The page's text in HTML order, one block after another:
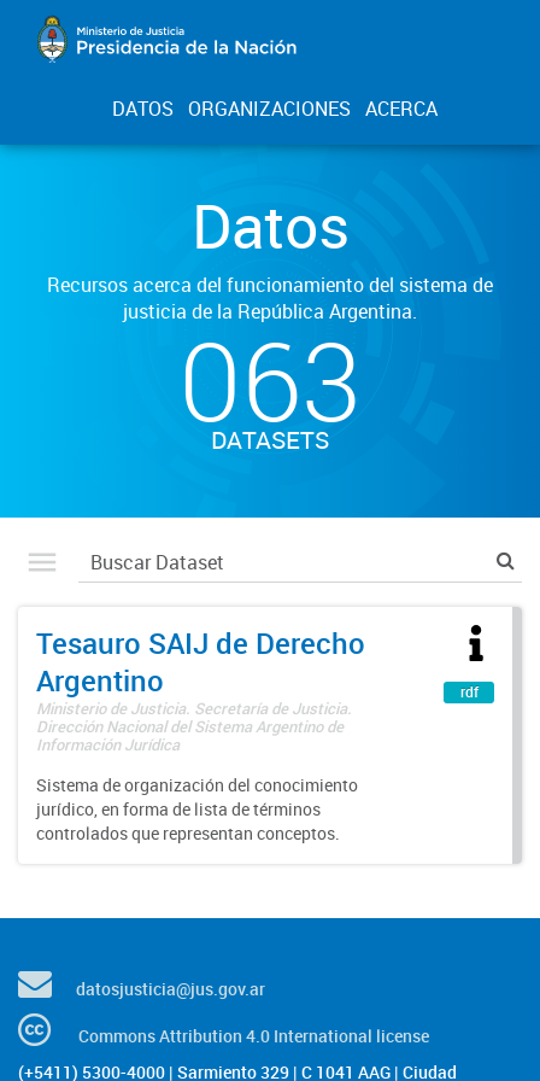
DATOS ORGANIZACIONES ACERCA
Datos
Recursos acerca del funcionamiento del sistema de
justicia de la República Argentina.
063
DATASETS
Tesauro SAIJ de Derecho
Argentino
Ministerio de Justicia. Secretaría de Justicia.
Dirección Nacional del Sistema Argentino de
Información Jurídica
Sistema de organización del conocimiento
jurídico, en forma de lista de términos
controlados que representan conceptos.
rdf
datosjusticia@jus.gov.ar
Commons Attribution 4.0 International license
(+5411) 5300-4000 | Sarmiento 329 | C 1041 AAG | Ciudad